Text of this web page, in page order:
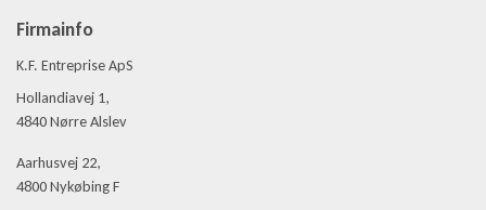
Firmainfo
K.F. Entreprise ApS
Hollandiavej 1,
4840 Nørre Alslev
Aarhusvej 22,
4800 Nykøbing F